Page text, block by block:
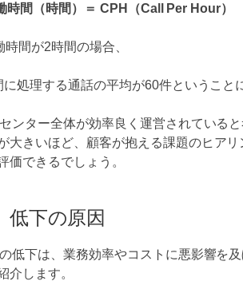
間（時間）＝ CPH（Call Per Hour）
間が2時間の場合、
処理する通話の平均が60件ということ
ンター全体が効率良く運営されている
大きいほど、顧客が抱える課題のヒア
価できるでしょう。
低下の原因
低下は、業務効率やコストに悪影響を
介します。